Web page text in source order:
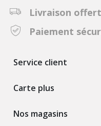
Livraison
Paiement
Service client
Carte plus
Nos magasins